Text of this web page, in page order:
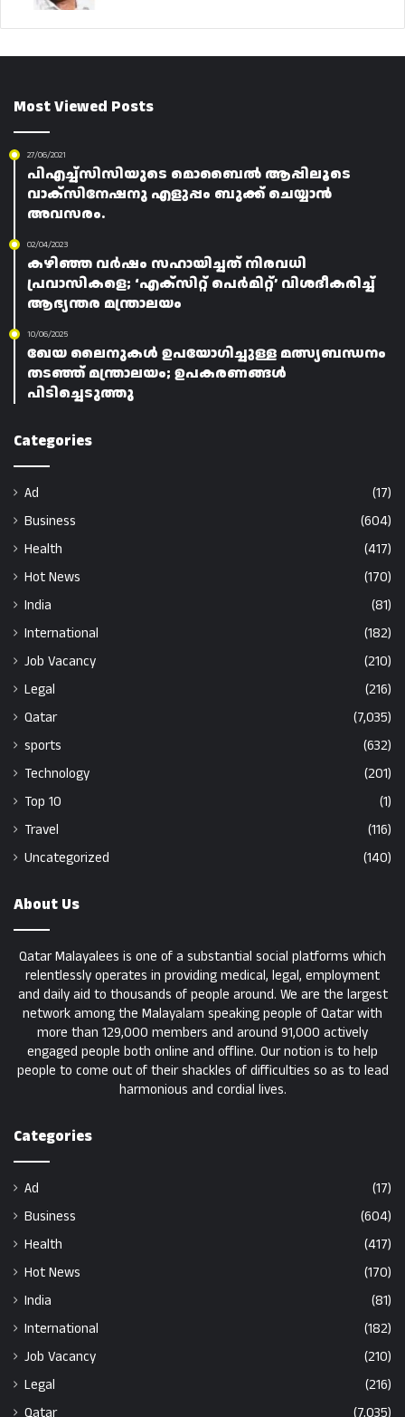
Most Viewed Posts
27/06/2021
പിഎച്ച്സിസിയുടെ മൊബൈൽ ആപ്പിലൂടെ
വാക്സിനേഷനു എളുപ്പം ബുക്ക് ചെയ്യാൻ
അവസരം.
02/04/2023
കഴിഞ്ഞ വർഷം സഹായിച്ചത് നിരവധി
പ്രവാസികളെ; ‘എക്സിറ്റ് പെർമിറ്റ്’ വിശദീകരിച്ച്
ആഭ്യന്തര മന്ത്രാലയം
10/06/2025
ഖേയ ലൈനുകൾ ഉപയോഗിച്ചുള്ള മത്സ്യബന്ധനം
തടഞ്ഞ് മന്ത്രാലയം; ഉപകരണങ്ങൾ
പിടിച്ചെടുത്തു
Categories
Ad
(17)
Business
(604)
Health
(417)
Hot News
(170)
India
(81)
International
(182)
Job Vacancy
(210)
Legal
(216)
Qatar
(7,035)
sports
(632)
Technology
(201)
Top 10
(1)
Travel
(116)
Uncategorized
(140)
About Us
Qatar Malayalees is one of a substantial social platforms which
relentlessly operates in providing medical, legal, employment
and daily aid to thousands of people around. We are the largest
network among the Malayalam speaking people of Qatar with
more than 129,000 members and around 91,000 actively
engaged people both online and offline. Our notion is to help
people to come out of their shackles of difficulties so as to lead
harmonious and cordial lives.
Categories
Ad
(17)
Business
(604)
Health
(417)
Hot News
(170)
India
(81)
International
(182)
Job Vacancy
(210)
Legal
(216)
Qatar
(7,035)